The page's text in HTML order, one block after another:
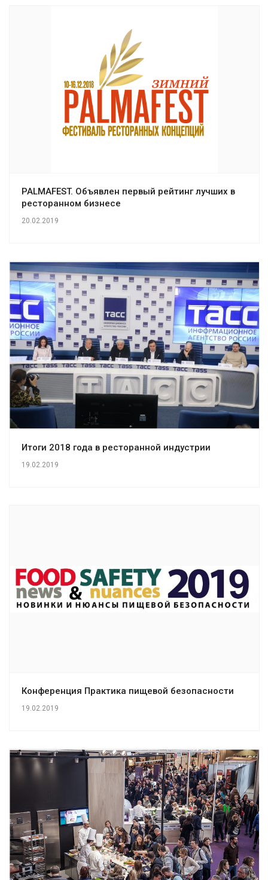
PALMAFEST. Объявлен первый рейтинг лучших в
ресторанном бизнесе
20.02.2019
Итоги 2018 года в ресторанной индустрии
19.02.2019
Конференция Практика пищевой безопасности
19.02.2019